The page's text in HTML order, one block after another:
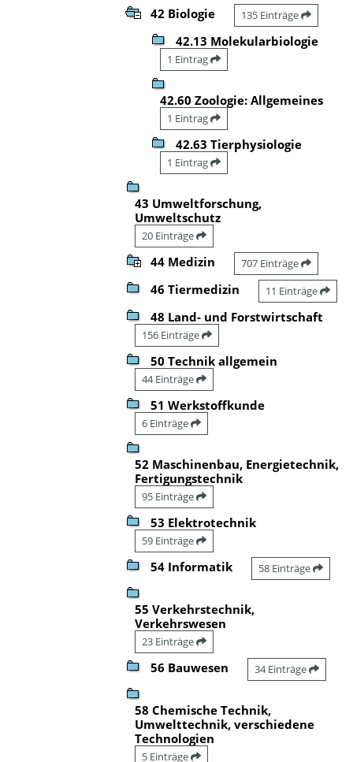
42 Biologie 135 Einträge
42.13 Molekularbiologie
1 Eintrag
42.60 Zoologie: Allgemeines
1 Eintrag
42.63 Tierphysiologie
1 Eintrag
43 Umweltforschung,
Umweltschutz
20 Einträge
44 Medizin 707 Einträge
46 Tiermedizin 11 Einträge
48 Land- und Forstwirtschaft
156 Einträge
50 Technik allgemein
44 Einträge
51 Werkstoffkunde
6 Einträge
52 Maschinenbau, Energietechnik,
Fertigungstechnik
95 Einträge
53 Elektrotechnik
59 Einträge
54 Informatik 58 Einträge
55 Verkehrstechnik,
Verkehrswesen
23 Einträge
56 Bauwesen 34 Einträge
58 Chemische Technik,
Umwelttechnik, verschiedene
Technologien
5 Einträge